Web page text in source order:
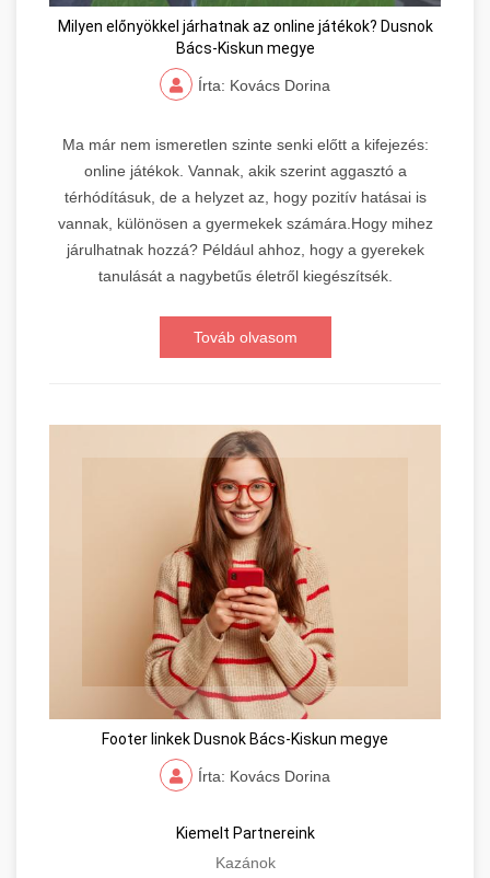
Milyen előnyökkel járhatnak az online játékok? Dusnok
Bács-Kiskun megye
Írta: Kovács Dorina
Ma már nem ismeretlen szinte senki előtt a kifejezés:
online játékok. Vannak, akik szerint aggasztó a
térhódításuk, de a helyzet az, hogy pozitív hatásai is
vannak, különösen a gyermekek számára.Hogy mihez
járulhatnak hozzá? Például ahhoz, hogy a gyerekek
tanulását a nagybetűs életről kiegészítsék.
Továb olvasom
Footer linkek Dusnok Bács-Kiskun megye
Írta: Kovács Dorina
Kiemelt Partnereink
Kazánok